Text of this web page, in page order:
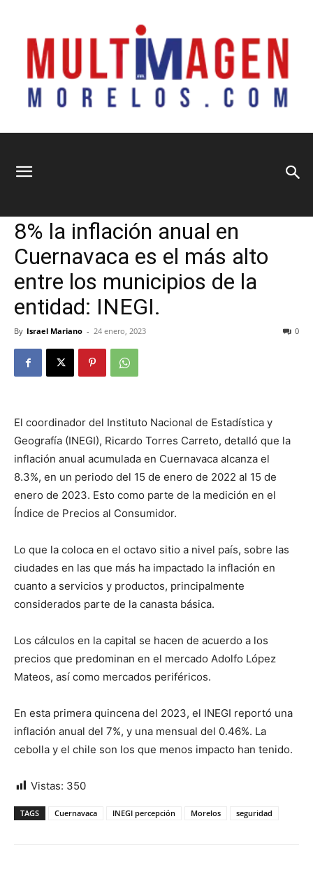
Morelos
8% la inflación anual en
Cuernavaca es el más alto
entre los municipios de la
entidad: INEGI.
By Israel Mariano - 24 enero, 2023 0
El coordinador del Instituto Nacional de Estadística y
Geografía (INEGI), Ricardo Torres Carreto, detalló que la
inflación anual acumulada en Cuernavaca alcanza el
8.3%, en un periodo del 15 de enero de 2022 al 15 de
enero de 2023. Esto como parte de la medición en el
Índice de Precios al Consumidor.
Lo que la coloca en el octavo sitio a nivel país, sobre las
ciudades en las que más ha impactado la inflación en
cuanto a servicios y productos, principalmente
considerados parte de la canasta básica.
Los cálculos en la capital se hacen de acuerdo a los
precios que predominan en el mercado Adolfo López
Mateos, así como mercados periféricos.
En esta primera quincena del 2023, el INEGI reportó una
inflación anual del 7%, y una mensual del 0.46%. La
cebolla y el chile son los que menos impacto han tenido.
Vistas: 350
TAGS Cuernavaca INEGI percepción Morelos seguridad